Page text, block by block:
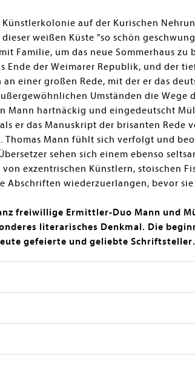
auf der Kurischen
weißen Küste "so schön
Familie, um das neue Sommerhaus zu
Ende der Weimarer Republik, und der
einer großen Rede, mit der er das
Umständen die Wege
Mann hartnäckig und eingedeutscht
er das Manuskript der brisanten Rede
Mann fühlt sich verfolgt und
sehen sich einem ebenso
exzentrischen Künstlern, stoischen
Abschriften wiederzuerlangen, bevor
freiwillige Ermittler-Duo Mann und
literarisches Denkmal. Die
gefeierte und geliebte Schriftsteller.